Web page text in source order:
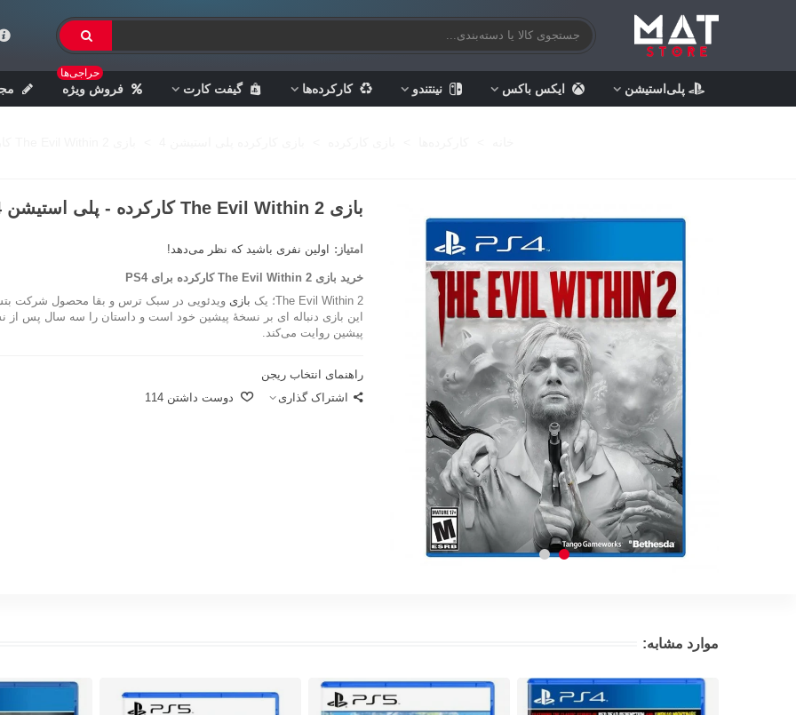
پلی‌استیشن ایکس باکس نینتندو کارکرده‌ها گیفت کارت فروش ویژه
حراجی‌ها
بازی The Evil Within 2 کارکرده - پلی استیشن 4
امتیاز: اولین نفری باشید که نظر می‌دهد!
خرید بازی The Evil Within 2 کارکرده برای PS4
The Evil Within 2 ؛ یک بازی ویدئویی در سبک ترس و بقا محصول شرکت
این بازی دنباله ای بر نسخهٔ پیشین خود است و داستان را سه سال پس از
پیشین روایت می‌کند.
راهنمای انتخاب ریجن
اشتراک گذاری
دوست داشتن 114
موارد مشابه: